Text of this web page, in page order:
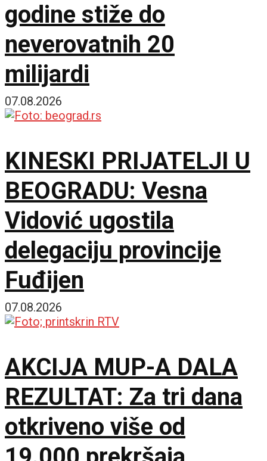
godine stiže do
neverovatnih 20
milijardi
07.08.2026
KINESKI PRIJATELJI U
BEOGRADU: Vesna
Vidović ugostila
delegaciju provincije
Fuđijen
07.08.2026
AKCIJA MUP-A DALA
REZULTAT: Za tri dana
otkriveno više od